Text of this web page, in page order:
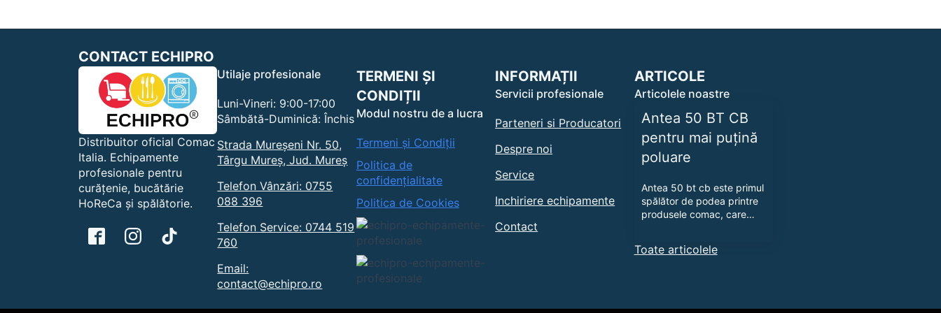
Opțiunile
alese
pagina
produsului.
CONTACT ECHIPRO
Distribuitor oficial Comac
Italia. Echipamente
profesionale pentru
curățenie, bucătărie
HoReCa și spălătorie.
Utilaje profesionale
Luni-Vineri: 9:00-17:00
Sâmbătă-Duminică: Închis
Strada Mureșeni Nr. 50,
Târgu Mureș, Jud. Mureș
Telefon Vânzări: 0755
088 396
Telefon Service: 0744 519
760
Email:
contact@echipro.ro
TERMENI ȘI
CONDIȚII
Modul nostru de a lucra
Termeni și Condiții
Politica de
confidențialitate
Politica de Cookies
INFORMAȚII
Servicii profesionale
Parteneri si Producatori
Despre noi
Service
Inchiriere echipamente
Contact
ARTICOLE
Articolele noastre
Antea 50 BT CB
pentru mai puțină
poluare
Antea 50 bt cb este primul
spălător de podea printre
produsele comac, care…
Toate articolele